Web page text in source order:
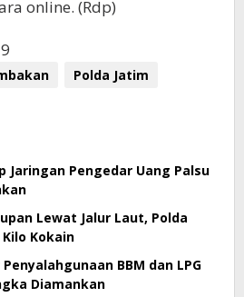
online. (Rdp)
Polda Jatim
Jaringan Pengedar Uang Palsu
Lewat Jalur Laut, Polda
Kokain
BBM dan LPG
Diamankan